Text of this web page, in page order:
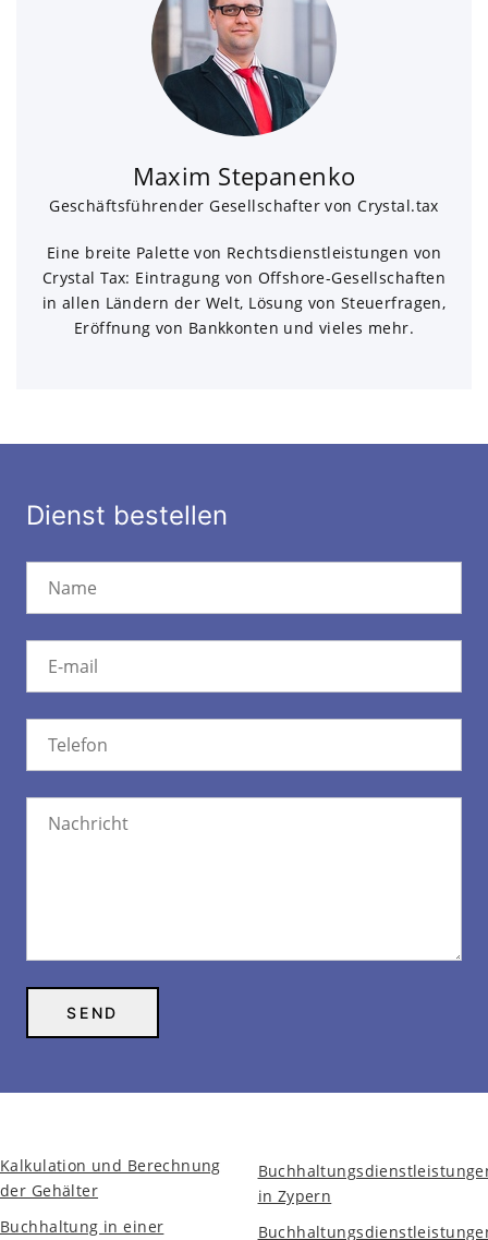
Maxim Stepanenko
Geschäftsführender Gesellschafter von Crystal.tax
Eine breite Palette von Rechtsdienstleistungen von
Crystal Tax: Eintragung von Offshore-Gesellschaften
in allen Ländern der Welt, Lösung von Steuerfragen,
Eröffnung von Bankkonten und vieles mehr.
Dienst bestellen
Kalkulation und Berechnung
der Gehälter
Buchhaltung in einer
in Zypern